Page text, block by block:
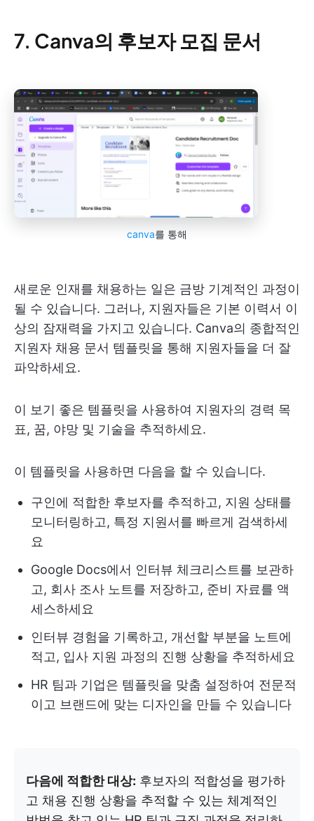
7. Canva의 후보자 모집 문서
canva를 통해
새로운 인재를 채용하는 일은 금방 기계적인 과정이
될 수 있습니다. 그러나, 지원자들은 기본 이력서 이
상의 잠재력을 가지고 있습니다. Canva의 종합적인
지원자 채용 문서 템플릿을 통해 지원자들을 더 잘
파악하세요.
이 보기 좋은 템플릿을 사용하여 지원자의 경력 목
표, 꿈, 야망 및 기술을 추적하세요.
이 템플릿을 사용하면 다음을 할 수 있습니다.
구인에 적합한 후보자를 추적하고, 지원 상태를
모니터링하고, 특정 지원서를 빠르게 검색하세
요
Google Docs에서 인터뷰 체크리스트를 보관하
고, 회사 조사 노트를 저장하고, 준비 자료를 액
세스하세요
인터뷰 경험을 기록하고, 개선할 부분을 노트에
적고, 입사 지원 과정의 진행 상황을 추적하세요
HR 팀과 기업은 템플릿을 맞춤 설정하여 전문적
이고 브랜드에 맞는 디자인을 만들 수 있습니다
다음에 적합한 대상: 후보자의 적합성을 평가하
고 채용 진행 상황을 추적할 수 있는 체계적인